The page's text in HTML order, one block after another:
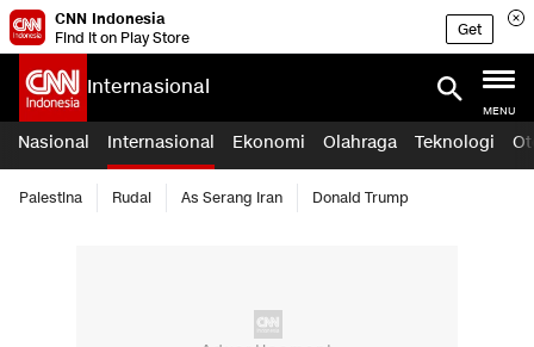
CNN Indonesia
Find it on Play Store
Get
Internasional
MENU
Nasional Internasional Ekonomi Olahraga Teknologi
Palestina Rudal As Serang Iran Donald Trump